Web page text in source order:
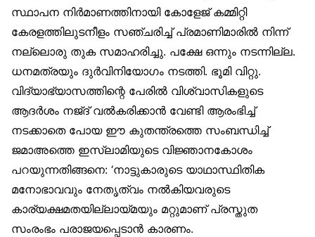
സ്ഥാപന നിർമാണത്തിനായി കോളേജ് കമ്മിറ്റി
കേരളത്തിലുടനീളം സഞ്ചരിച്ച് പ്രമാണിമാരിൽ നിന്ന്
നല്ലൊരു തുക സമാഹരിച്ചു. പക്ഷേ ഒന്നും നടന്നില്ല.
ധനമത്രയും ദുർവിനിയോഗം നടത്തി. ഭൂമി വിറ്റു.
വിദ്യാഭ്യാസത്തിന്റെ പേരിൽ വിശ്വാസികളുടെ
ആദർശം നജ്ദ് വൽകരിക്കാൻ വേണ്ടി ആരംഭിച്ച്
നടക്കാതെ പോയ ഈ കുതന്ത്രത്തെ സംബന്ധിച്ച്
ജമാഅത്തെ ഇസ്‌ലാമിയുടെ വിജ്ഞാനകോശം
പറയുന്നതിങ്ങനെ: ‘നാട്ടുകാരുടെ യാഥാസ്ഥിതിക
മനോഭാവവും നേതൃത്വം നൽകിയവരുടെ
കാര്യക്ഷമതയില്ലായ്മയും മറ്റുമാണ് പ്രസ്തുത
സംരംഭം പരാജയപ്പെടാൻ കാരണം.